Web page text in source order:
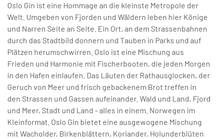
Oslo Gin ist eine Hommage an die kleinste Metropole der
Welt. Umgeben von Fjorden und Wäldern leben hier Könige
und Narren Seite an Seite. Ein Ort, an dem Strassenbahnen
durch das Stadtbild donnern und Tauben in Parks und auf
Plätzen herumschwirren. Oslo ist eine Mischung aus
Frieden und Harmonie mit Fischerbooten, die jeden Morgen
in den Hafen einlaufen. Das Läuten der Rathausglocken, der
Geruch von Meer und frisch gebackenem Brot treffen in
den Strassen und Gassen aufeinander. Wald und Land, Fjord
und Meer, Stadt und Land - alles in einem. Norwegen im
Kleinformat. Oslo Gin bietet eine ausgewogene Mischung
mit Wacholder, Birkenblättern, Koriander, Holunderblüten